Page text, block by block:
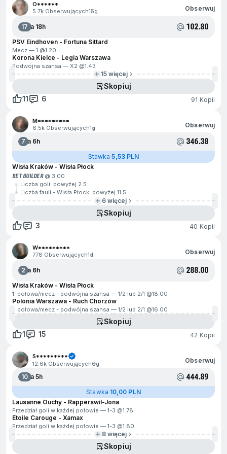
O******
5.7k Obserwujących15g Obserwuj
17Za 18h 102.80
PSV Eindhoven - Fortuna Sittard
Mecz — 1 @1.20
Korona Kielce - Legia Warszawa
Podwójna szansa — X2 @1.43
15 więcej
Skopiuj
11
6 91 Kopii
M*********
6.5k Obserwujących1g Obserwuj
7Za 6h 346.38
Stawka5,53 PLN
Wisła Kraków - Wisła Płock
BET BUILDER@ 3.00
Liczba goli: powyżej 2.5
Liczba fauli - Wisła Płock: powyżej 11.5
6 więcej
Skopiuj
3
40 Kopii
W*********
778 Obserwujących1d Obserwuj
2Za 6h 288.00
Wisła Kraków - Wisła Płock
1. połowa/mecz - podwójna szansa — 1/2 lub 2/1 @18.00
Polonia Warszawa - Ruch Chorzów
1. połowa/mecz - podwójna szansa — 1/2 lub 2/1 @16.00
Skopiuj
1
15 42 Kopii
S*********
12.6k Obserwujących6g Obserwuj
10Za 5h 444.89
Stawka 10,00 PLN
Lausanne Ouchy - Rapperswil-Jona
Przedział goli w każdej połowie — 1-3 @1.78
Etoile Carouge - Xamax
Przedział goli w każdej połowie — 1-3 @1.80
8 więcej
Skopiuj